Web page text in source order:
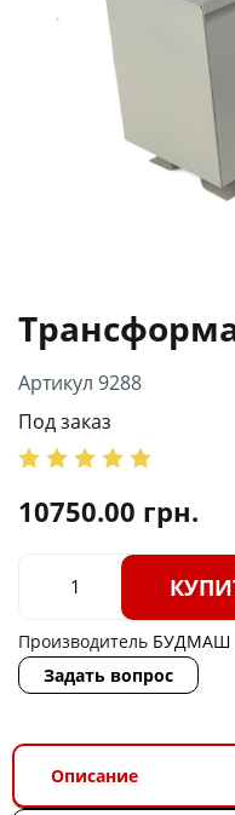
Артикул 9288
Под заказ
10750.00 грн.
Производитель БУДМАШ
Задать вопрос
Описание